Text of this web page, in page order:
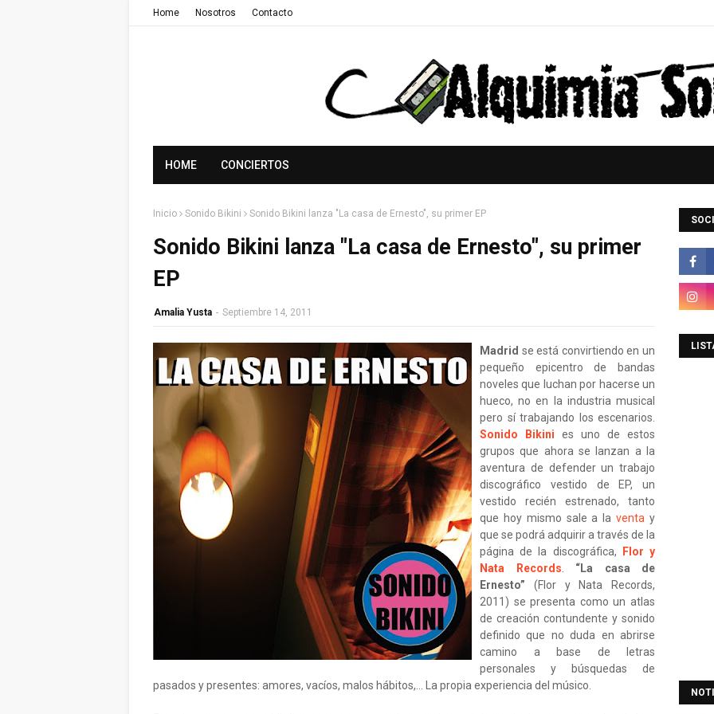
Home Nosotros Contacto
HOME CONCIERTOS
Inicio Sonido Bikini Sonido Bikini lanza "La casa de Ernesto", su primer EP
Sonido Bikini lanza "La casa de Ernesto", su primer
EP
Amalia Yusta - Septiembre 14, 2011
Madrid se está convirtiendo en un
pequeño epicentro de bandas
noveles que luchan por hacerse un
hueco, no en la industria musical
pero sí trabajando los escenarios.
Sonido Bikini es uno de estos
grupos que ahora se lanzan a la
aventura de defender un trabajo
discográfico vestido de EP, un
vestido recién estrenado, tanto
que hoy mismo sale a laventa y
que se podrá adquirir a través de la
página de la discográfica,
Flor y
Nata Records
“La casa de
Ernesto” (Flor y Nata Records,
2011) se presenta como un atlas
de creación contundente y sonido
definido que no duda en abrirse
camino a base de letras
personales y búsquedas de
pasados y presentes: amores, vacíos, malos hábitos,... La propia experiencia del músico.